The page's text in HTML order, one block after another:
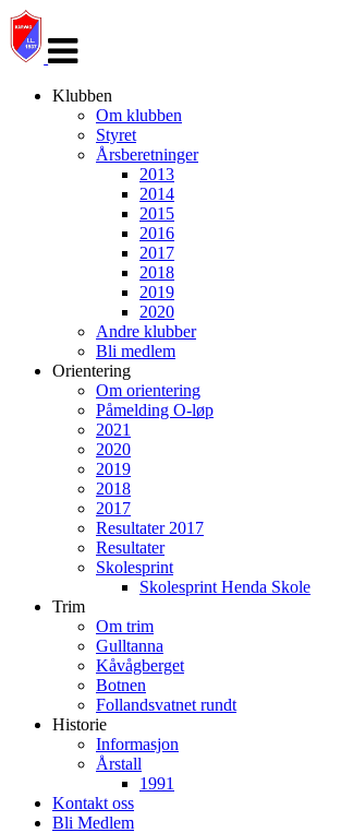
navigasjon
Klubben
Om klubben
Styret
Årsberetninger
2013
2014
2015
2016
2017
2018
2019
2020
Andre klubber
Bli medlem
Orientering
Om orientering
Påmelding O-løp
2021
2020
2019
2018
2017
Resultater 2017
Resultater
Skolesprint
Skolesprint Henda Skole
Trim
Om trim
Gulltanna
Kåvågberget
Botnen
Follandsvatnet rundt
Historie
Informasjon
Årstall
1991
Kontakt oss
Bli Medlem